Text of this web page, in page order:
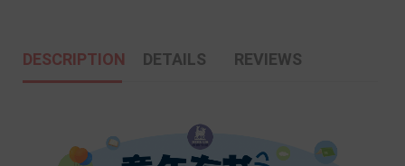
DESCRIPTION DETAILS REVIEWS